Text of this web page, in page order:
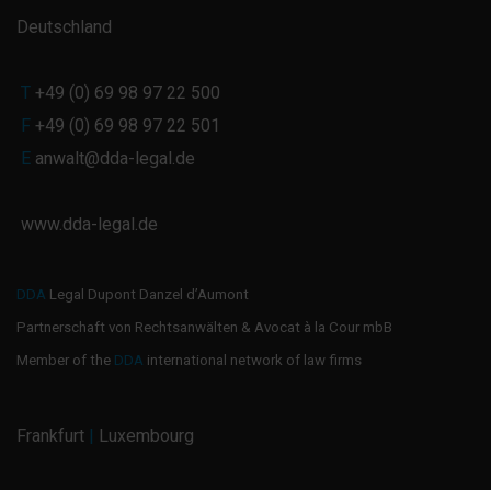
Deutschland
T +49 (0) 69 98 97 22 500
F +49 (0) 69 98 97 22 501
E anwalt@dda-legal.de
www.dda-legal.de
DDA Legal Dupont Danzel d’Aumont
Partnerschaft von Rechtsanwälten & Avocat à la Cour mbB
Member of the DDA international network of law firms
Frankfurt | Luxembourg